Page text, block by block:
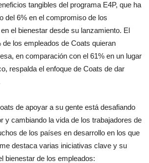
tangibles del programa E4P, que ha
del 6% en el compromiso de los
el bienestar desde su lanzamiento. El
de los empleados de Coats quieran
en comparación con el 61% en un lugar
respalda el enfoque de Coats de dar
de apoyar a su gente está desafiando
y cambiando la vida de los trabajadores de
de los países en desarrollo en los que
destaca varias iniciativas clave y su
bienestar de los empleados: